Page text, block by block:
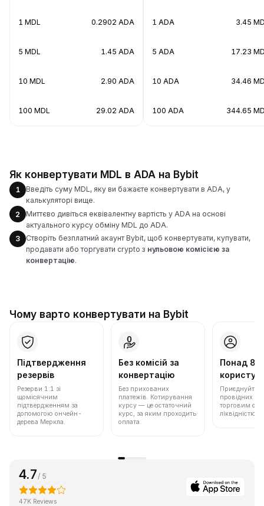
1 MDL 0.2902 ADA
5 MDL 1.45 ADA
10 MDL 2.90 ADA
100 MDL 29.02 ADA
1 ADA 3.45
5 ADA 17.23
10 ADA 34.46
100 ADA 344.65
Як конвертувати MDL в ADA на Bybit
1
Введіть суму MDL, яку ви бажаєте конвертувати в ADA, у
калькуляторі вище.
2
Миттєво дивіться еквівалентну вартість у ADA на основі
актуального курсу обміну MDL до ADA.
3
Створіть безплатний акаунт Bybit, щоб конвертувати, купувати,
продавати або торгувати crypto з нульовою комісією за
конвертацію.
Чому варто конвертувати на Bybit
Підтвердження
резервів
Резерви 1:1 зі
щомісячним
підтвердженням за
допомогою ончейн-
дерева Меркла.
Без комісій за
конвертацію
Без прихованих
платежів. Котирування
курсу — це остаточний
курс, за яким проходить
оплата.
Понад 86
Приєднуйтеся
провідних
торговим
ліквідністю.
4.7/ 5
47K Reviews